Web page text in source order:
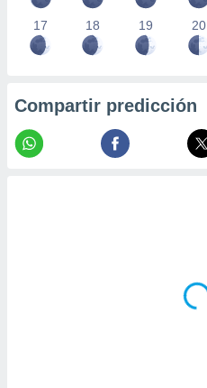
17 18 19 20
Compartir predicción